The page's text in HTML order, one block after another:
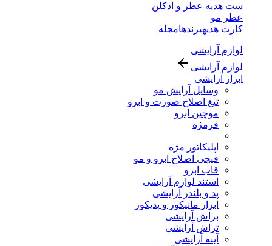
ست هدیه عطر و ادکلن
عطر مو
کارت هدیهبرندهامجله
لوازم آرایشی
لوازم آرایشی
ابزار آرایشی
وسایل آرایش مو
تیغ اصلاح صورت و ابرو
موچین ابرو
فرمژه
اپلیکاتور مژه
قیچی اصلاح ابرو و مو
قاب ابرو
استند لوازم آرایشی
پد و بلندر آرایشی
ابزار مانیکور و پدیکور
براش آرایشی
تراش آرایشی
آینه آرایشی